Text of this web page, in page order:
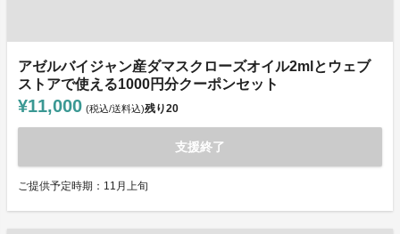
アゼルバイジャン産ダマスクローズオイル2mlとウェブ
ストアで使える1000円分クーポンセット
¥11,000 (税込/送料込)残り20
支援終了
ご提供予定時期：11月上旬